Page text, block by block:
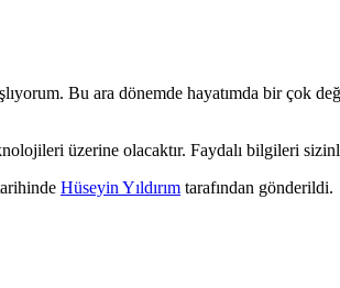
Bu ara dönemde hayatımda bir çok
üzerine olacaktır. Faydalı bilgileri
Hüseyin Yıldırım tarafından gönderildi.